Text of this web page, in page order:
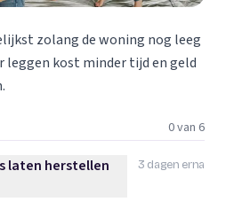
zolang de woning nog leeg
leggen kost minder tijd en geld
0 van 6
3 dagen erna
herstellen afvinken
laten herstellen